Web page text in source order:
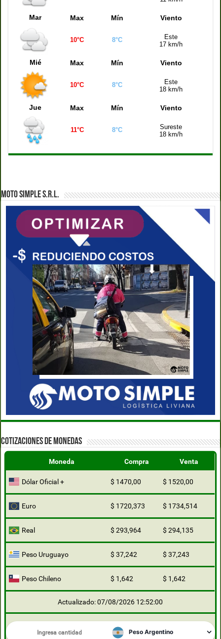
Quiniela Montevideo (21:00 hs)
Mar Max Mín Viento
10°C 8°C
Este
17 km/h
Mié Max Mín Viento
10°C 8°C
Este
18 km/h
Jue Max Mín Viento
11°C 8°C
Sureste
18 km/h
MOTO SIMPLE S.R.L.
COTIZACIONES DE MONEDAS
Moneda Compra Venta
Dólar Oficial + $ 1470,00 $ 1520,00
Euro $ 1720,373 $ 1734,514
Real $ 293,964 $ 294,135
Peso Uruguayo $ 37,242 $ 37,243
Peso Chileno $ 1,642 $ 1,642
Actualizado: 07/08/2026 12:52:00